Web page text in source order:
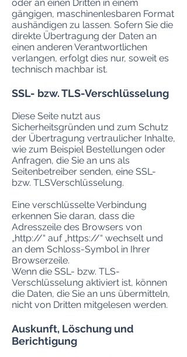
oder an einen Dritten in einem
gängigen, maschinenlesbaren Format
aushändigen zu lassen. Sofern Sie die
direkte Übertragung der Daten an
einen anderen Verantwortlichen
verlangen, erfolgt dies nur, soweit es
technisch machbar ist.
SSL- bzw. TLS-Verschlüsselung
Diese Seite nutzt aus
Sicherheitsgründen und zum Schutz
der Übertragung vertraulicher Inhalte,
wie zum Beispiel Bestellungen oder
Anfragen, die Sie an uns als
Seitenbetreiber senden, eine SSL-
bzw. TLSVerschlüsselung.
Eine verschlüsselte Verbindung
erkennen Sie daran, dass die
Adresszeile des Browsers von
„http://“ auf „https://“ wechselt und
an dem Schloss-Symbol in Ihrer
Browserzeile.
Wenn die SSL- bzw. TLS-
Verschlüsselung aktiviert ist, können
die Daten, die Sie an uns übermitteln,
nicht von Dritten mitgelesen werden.
Auskunft, Löschung und
Berichtigung